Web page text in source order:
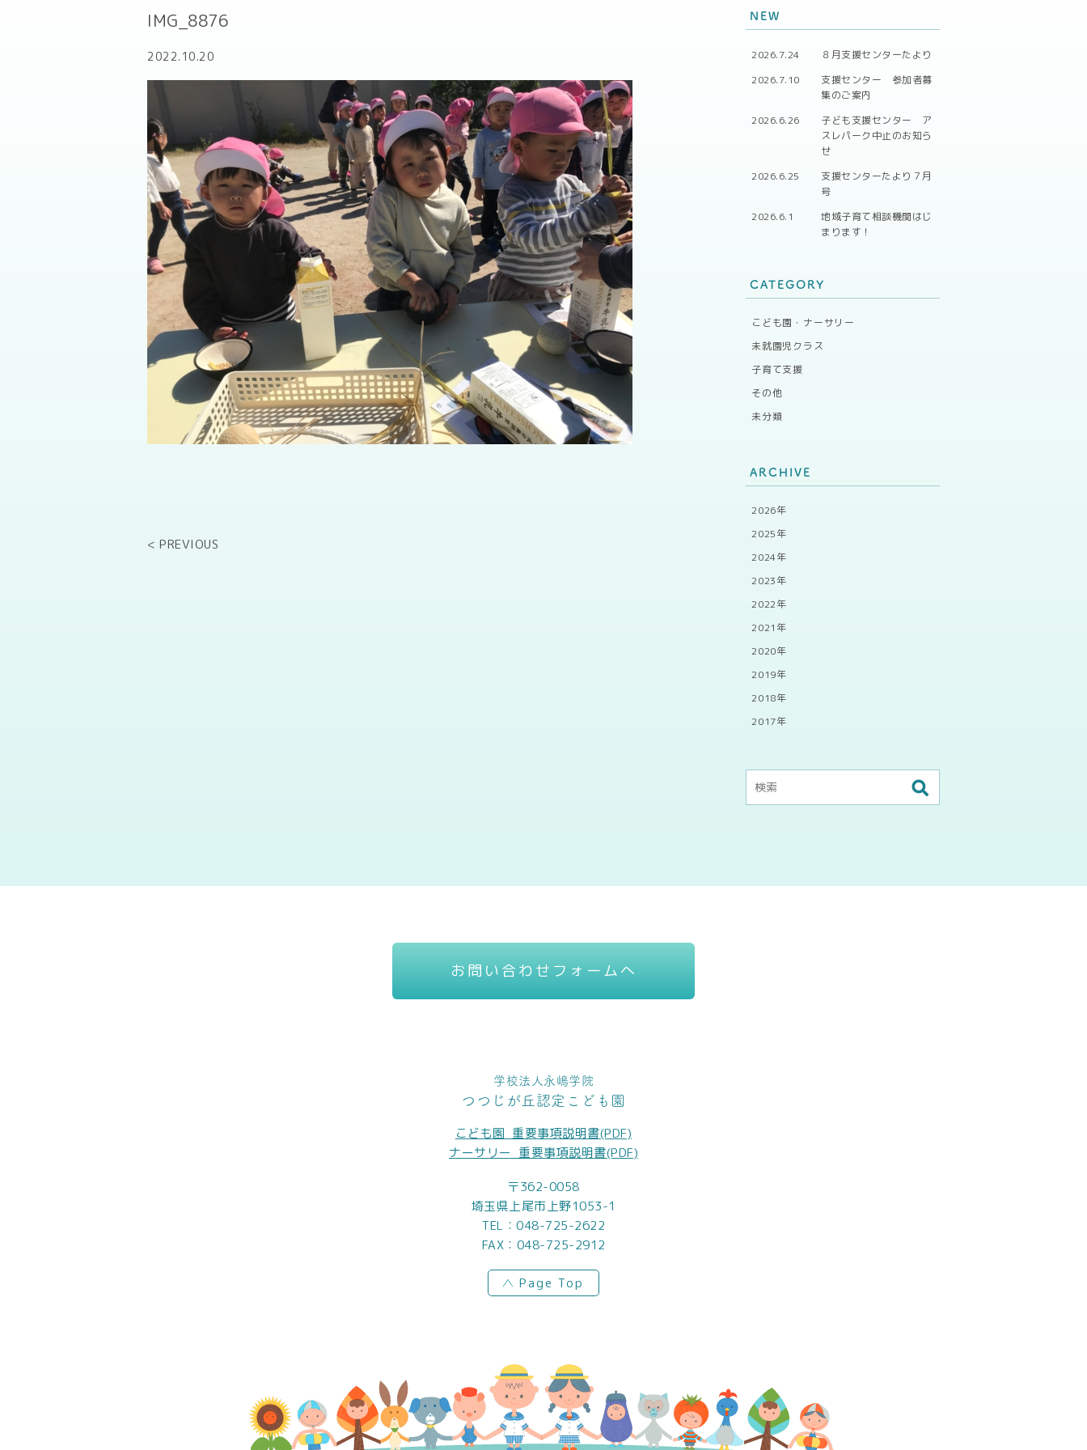
IMG_8876
2022.10.20
< PREVIOUS
NEW
2026.7.24
８月支援センターたより
2026.7.10
支援センター 参加者募
集のご案内
2026.6.26
子ども支援センター ア
スレパーク中止のお知ら
せ
2026.6.25
支援センターたより７月
号
2026.6.1
地域子育て相談機関はじ
まります！
CATEGORY
こども園・ナーサリー
未就園児クラス
子育て支援
その他
未分類
ARCHIVE
2026年
2025年
2024年
2023年
2022年
2021年
2020年
2019年
2018年
2017年
お問い合わせフォームへ
学校法人永嶋学院
つつじが丘認定こども園
こども園_重要事項説明書(PDF)
ナーサリー_重要事項説明書(PDF)
〒362-0058
埼玉県上尾市上野1053-1
TEL： 048-725-2622
FAX：048-725-2912
Page Top